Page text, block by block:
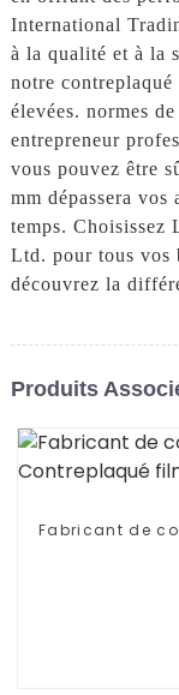
International
à la qualité et à la
notre
élevées. normes
entrepreneur
vous pouvez être
mm dépassera vos
temps.
Ltd. pour tous vos
découvrez la
Produits
Fabricant de